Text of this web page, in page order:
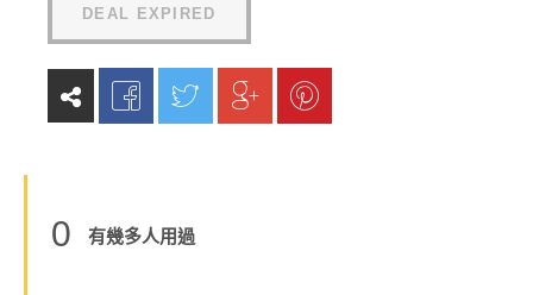
DEAL EXPIRED
0 有幾多人用過